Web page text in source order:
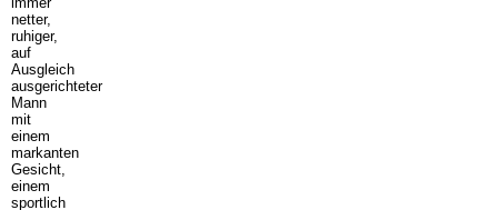
netter,
ruhiger,
auf
Ausgleich
ausgerichteter
Mann
mit
einem
markanten
Gesicht,
einem
sportlich